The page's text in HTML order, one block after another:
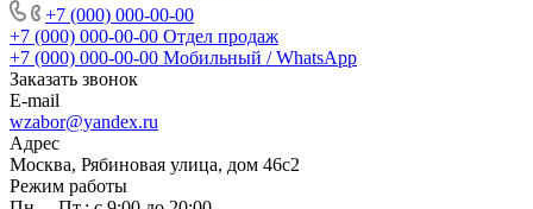
+7 (000) 000-00-00
+7 (000) 000-00-00 Отдел продаж
+7 (000) 000-00-00 Мобильный / WhatsApp
Заказать звонок
E-mail
wzabor@yandex.ru
Адрес
Москва, Рябиновая улица, дом 46с2
Режим работы